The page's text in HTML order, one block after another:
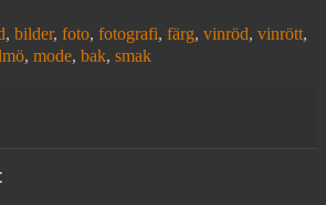
, bilder, foto, fotografi, färg, vinröd, vinrött,
, mode, bak, smak